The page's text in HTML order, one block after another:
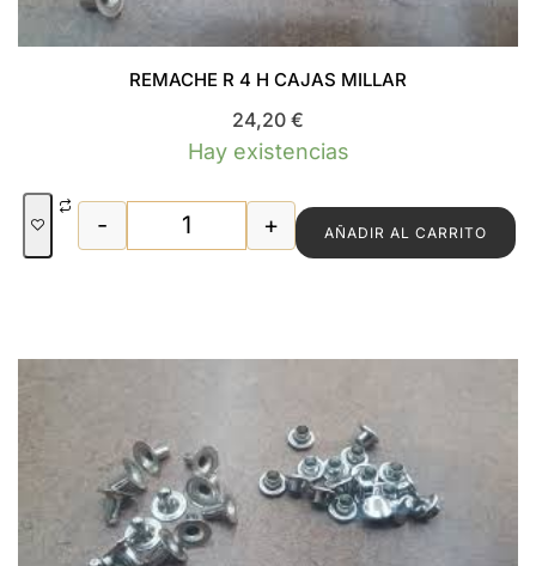
REMACHE R 4 H CAJAS MILLAR
24,20 €
Hay existencias
REMACHE R 4 H CAJAS MILLAR
- + AÑADIR AL CARRITO